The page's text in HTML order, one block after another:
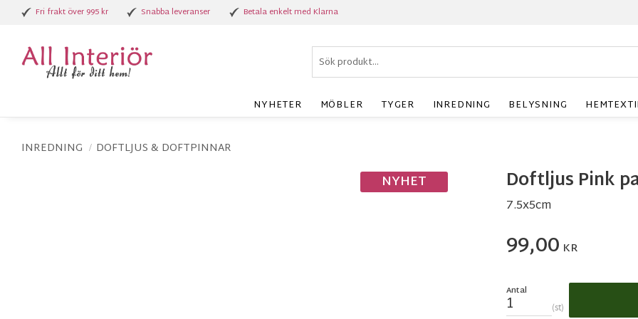
Fri frakt över 995 kr Snabba leveranser Betala enkelt med Klarna
NYHETER MÖBLER TYGER INREDNING BELYSNING
INREDNING DOFTLJUS & DOFTPINNAR
Doftljus Pink
7.5x5cm
NYHET
99,00 KR
Antal
st